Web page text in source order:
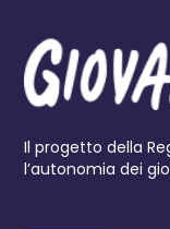
Il progetto della
l’autonomia dei